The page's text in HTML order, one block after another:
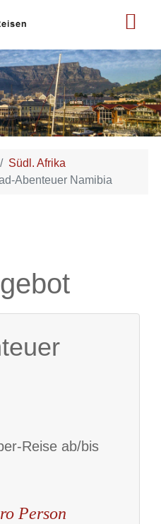
Südl. Afrika
Abenteuer Namibia
Reise ab/bis
Person